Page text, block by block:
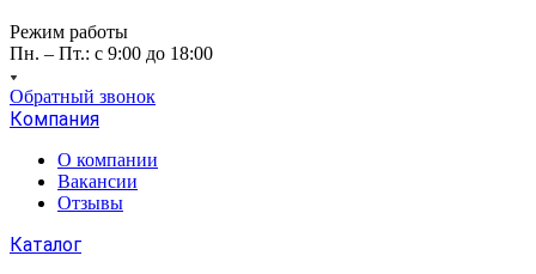
Режим работы
Пн. – Пт.: с 9:00 до 18:00
Обратный звонок
Компания
О компании
Вакансии
Отзывы
Каталог